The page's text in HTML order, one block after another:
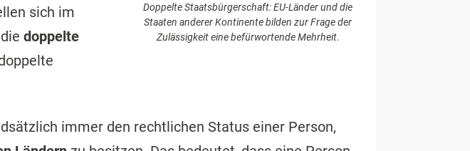
Doppelte Staatsbürgerschaft: EU-Länder und die
Staaten anderer Kontinente bilden zur Frage der
Zulässigkeit eine befürwortende Mehrheit.
sich im
doppelte
immer den rechtlichen Status einer Person,